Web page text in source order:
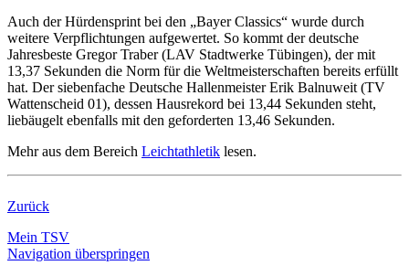
Auch der Hürdensprint bei den „Bayer Classics“ wurde durch
weitere Verpflichtungen aufgewertet. So kommt der deutsche
Jahresbeste Gregor Traber (LAV Stadtwerke Tübingen), der mit
13,37 Sekunden die Norm für die Weltmeisterschaften bereits erfüllt
hat. Der siebenfache Deutsche Hallenmeister Erik Balnuweit (TV
Wattenscheid 01), dessen Hausrekord bei 13,44 Sekunden steht,
liebäugelt ebenfalls mit den geforderten 13,46 Sekunden.
Mehr aus dem Bereich Leichtathletik lesen.
Zurück
Mein TSV
Navigation überspringen